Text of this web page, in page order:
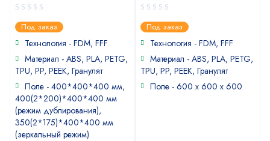
0
out
of
Под заказ
Технология - FDM, FFF
Материал - ABS, PLA, PETG,
TPU, PP, PEEK, Гранулят
Поле - 400*400*400 мм,
400(2*200)*400*400 мм
(режим дублирования),
350(2*175)*400*400 мм
(зеркальный режим)
0
out
of
Под заказ
Технология - FDM, FFF
Материал - ABS, PLA, PETG,
TPU, PP, PEEK, Гранулят
Поле - 600 x 600 x 600